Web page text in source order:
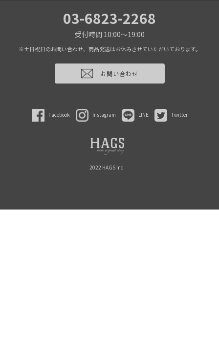
03-6823-2268
受付時間 10:00～19:00
※土日祝日のお問い合わせ、商品発送はお休みさせていただいております。
お問い合わせ
Facebook Instagram LINE Twitter
2022 HAGS inc.